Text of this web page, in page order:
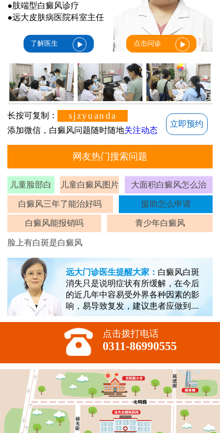
●肢端型白癜风诊疗
●远大皮肤病医院科室主任
了解医生 点击问诊
长按可复制： sjzyuanda
添加微信，白癜风问题随时随地关注动态
立即预约
网友热门搜索问题
儿童脸部白
斑
儿童白癜风图片 大面积白癜风怎么治
白癜风三年了能治好吗 援助怎么申请
白癜风能报销吗 青少年白癜风
脸上有白斑是白癜风
远大门诊医生提醒大家： 白癜风白斑
消失只是说明症状有所缓解，在今后
的近几年中容易受外界各种因素的影
响，易导致复发，建议患者应做到....
点击拨打电话
0311-86990555